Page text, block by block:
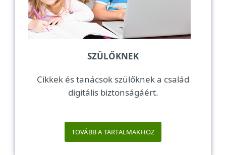
SZÜLŐKNEK
Cikkek és tanácsok szülőknek a család
digitális biztonságáért.
TOVÁBB A TARTALMAKHOZ